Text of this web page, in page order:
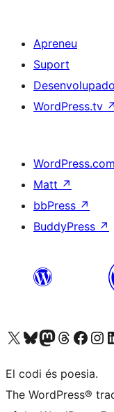
Apreneu
Suport
WordPress.tv ↗
WordPress.com
Matt ↗
bbPress ↗
BuddyPress ↗
Visiteu el nostre compte X (abans Twitter)
Visiteu el nostre compte de Bluesky
Visiteu el nostre compte al
Visiteu el nostre compte de
Visiteu la nostra
Visiteu
El codi és poesia.
The WordPress®